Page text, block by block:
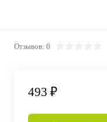
Отзывов: 0
493 ₽